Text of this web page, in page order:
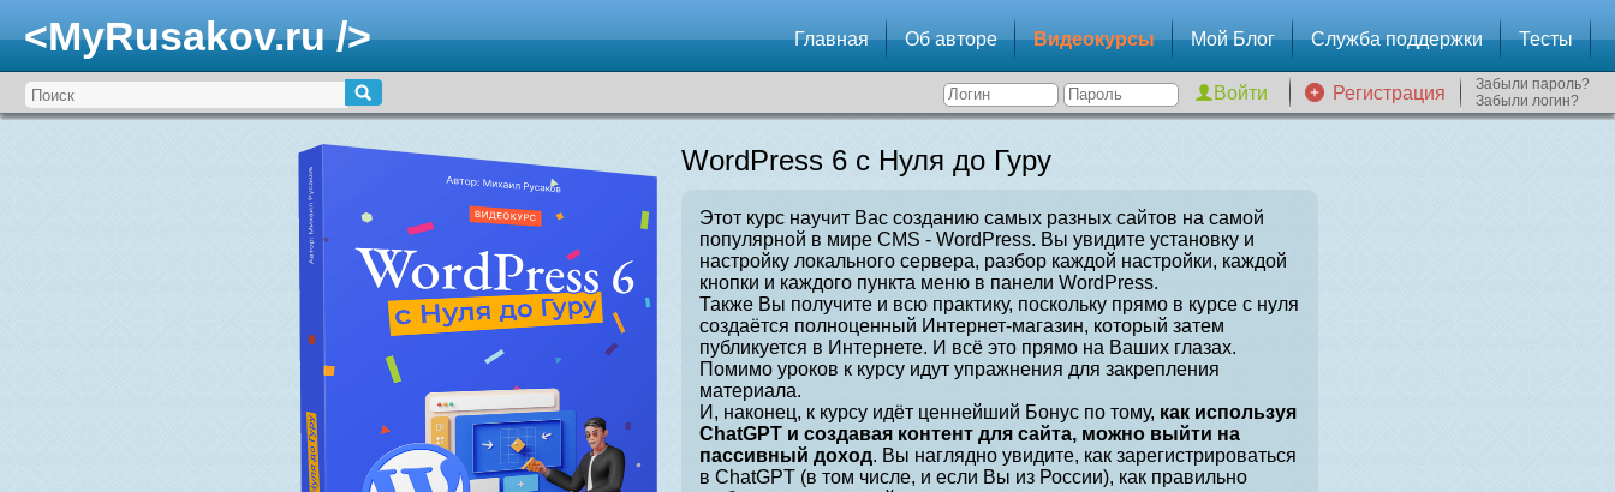
<MyRusakov.ru /> Главная Об авторе Видеокурсы Мой Блог Служба поддержки Тесты
Регистрация
Забыли пароль?
Забыли логин?
WordPress 6 с Нуля до Гуру
Этот курс научит Вас созданию самых разных сайтов на самой
популярной в мире CMS - WordPress. Вы увидите установку и
настройку локального сервера, разбор каждой настройки, каждой
кнопки и каждого пункта меню в панели WordPress.
Также Вы получите и всю практику, поскольку прямо в курсе с нуля
создаётся полноценный Интернет-магазин, который затем
публикуется в Интернете. И всё это прямо на Ваших глазах.
Помимо уроков к курсу идут упражнения для закрепления
материала.
И, наконец, к курсу идёт ценнейший Бонус по тому, как используя
ChatGPT и создавая контент для сайта, можно выйти на
пассивный доход. Вы наглядно увидите, как зарегистрироваться
в ChatGPT (в том числе, и если Вы из России), как правильно